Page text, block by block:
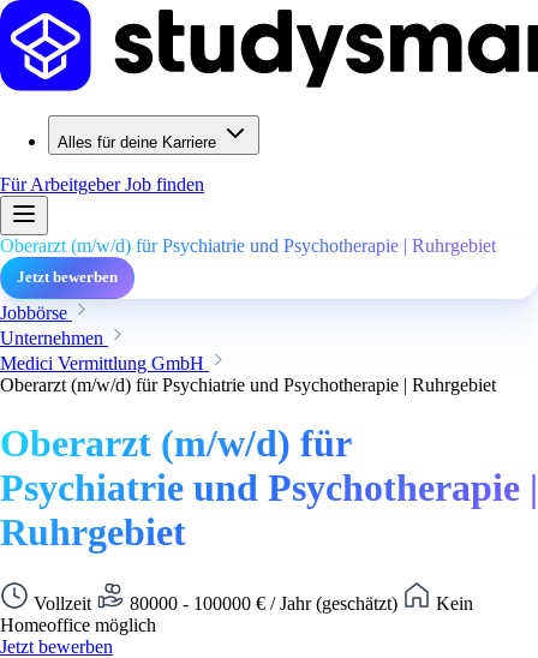
Alles für deine Karriere
Für ArbeitgeberJob finden
Oberarzt (m/w/d) für Psychiatrie und Psychotherapie | Ruhrgebiet
Jetzt bewerben
Jobbörse
Unternehmen
Medici Vermittlung GmbH
Oberarzt (m/w/d) für Psychiatrie und Psychotherapie | Ruhrgebiet
Oberarzt (m/w/d) für
Psychiatrie und Psychotherapie |
Ruhrgebiet
Vollzeit 80000 - 100000 € / Jahr (geschätzt)
Kein
Homeoffice möglich
Jetzt bewerben